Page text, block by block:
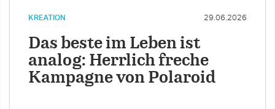
KREATION 29.06.2026
Das beste im Leben ist
analog: Herrlich freche
Kampagne von Polaroid